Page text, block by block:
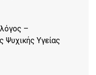
–
Ψυχικής Υγείας